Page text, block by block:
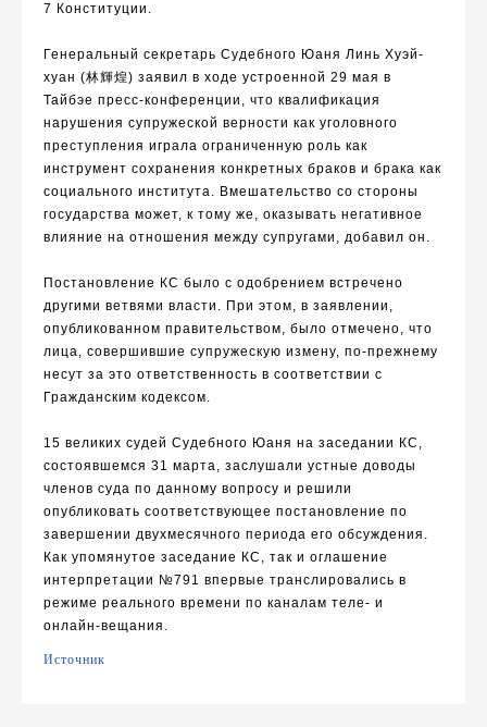
7 Конституции.
Генеральный секретарь Судебного Юаня Линь Хуэй-
хуан (林輝煌) заявил в ходе устроенной 29 мая в
Тайбэе пресс-конференции, что квалификация
нарушения супружеской верности как уголовного
преступления играла ограниченную роль как
инструмент сохранения конкретных браков и брака как
социального института. Вмешательство со стороны
государства может, к тому же, оказывать негативное
влияние на отношения между супругами, добавил он.
Постановление КС было с одобрением встречено
другими ветвями власти. При этом, в заявлении,
опубликованном правительством, было отмечено, что
лица, совершившие супружескую измену, по-прежнему
несут за это ответственность в соответствии с
Гражданским кодексом.
15 великих судей Судебного Юаня на заседании КС,
состоявшемся 31 марта, заслушали устные доводы
членов суда по данному вопросу и решили
опубликовать соответствующее постановление по
завершении двухмесячного периода его обсуждения.
Как упомянутое заседание КС, так и оглашение
интерпретации №791 впервые транслировались в
режиме реального времени по каналам теле- и
онлайн-вещания.
Источник